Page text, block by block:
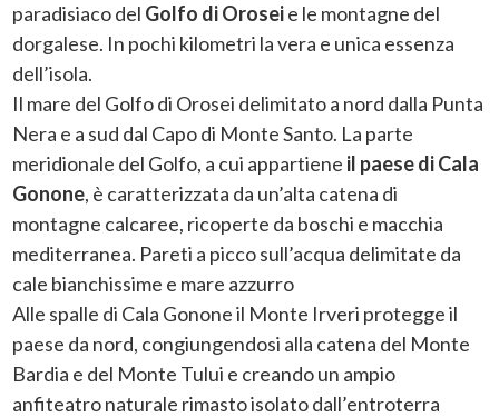
paradisiaco del Golfo di Oroseie le montagne del
dorgalese. In pochi kilometri la vera e unica essenza
dell’isola.
Il mare del Golfo di Orosei delimitato a nord dalla Punta
Nera e a sud dal Capo di Monte Santo. La parte
meridionale del Golfo, a cui appartiene il paese di Cala
Gonone, è caratterizzata da un’alta catena di
montagne calcaree, ricoperte da boschi e macchia
mediterranea. Pareti a picco sull’acqua delimitate da
cale bianchissime e mare azzurro
Alle spalle di Cala Gonone il Monte Irveri protegge il
paese da nord, congiungendosi alla catena del Monte
Bardia e del Monte Tului e creando un ampio
anfiteatro naturale rimasto isolato dall’entroterra